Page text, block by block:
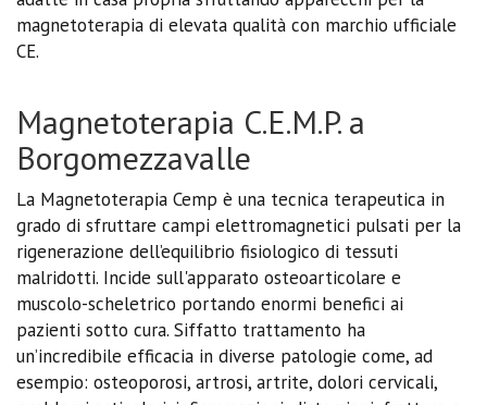
magnetoterapia di elevata qualità con marchio ufficiale
CE.
Magnetoterapia C.E.M.P. a
Borgomezzavalle
La Magnetoterapia Cemp è una tecnica terapeutica in
grado di sfruttare campi elettromagnetici pulsati per la
rigenerazione dell’equilibrio fisiologico di tessuti
malridotti. Incide sull'apparato osteoarticolare e
muscolo-scheletrico portando enormi benefici ai
pazienti sotto cura. Siffatto trattamento ha
un’incredibile efficacia in diverse patologie come, ad
esempio: osteoporosi, artrosi, artrite, dolori cervicali,